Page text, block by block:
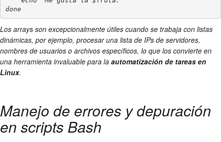
Los arrays son excepcionalmente útiles cuando se trabaja con listas
dinámicas, por ejemplo, procesar una lista de IPs de servidores,
nombres de usuarios o archivos específicos, lo que los convierte en
una herramienta invaluable para la automatización de tareas en
Linux.
Manejo de errores y depuración
en scripts Bash